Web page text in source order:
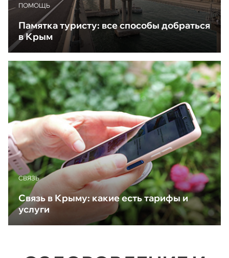
ПОМОЩЬ
Памятка туристу: все способы добраться
в Крым
CВЯЗЬ
Связь в Крыму: какие есть тарифы и
услуги